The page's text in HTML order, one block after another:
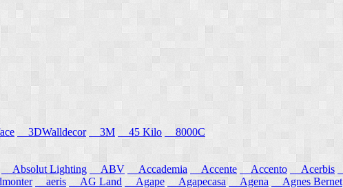
3DWalldecor 3M 45 Kilo 8000C
Absolut Lighting ABV Accademia Accente Accento Acerbis
aeris AG Land Agape Agapecasa Agena Agnes Bernet